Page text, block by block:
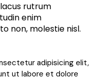
rutrum
enim
non, molestie nisl.
adipisicing elit,
ut labore et dolore